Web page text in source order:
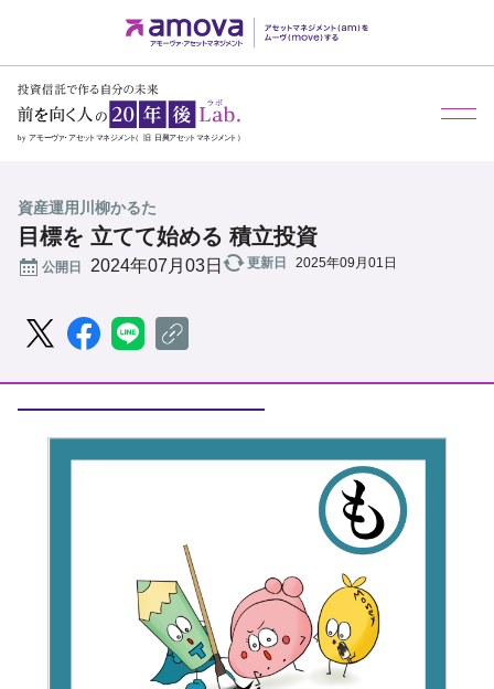
資産運用川柳かるた
目標を 立てて始める 積立投資
公開日 更新日 2025年09月01日